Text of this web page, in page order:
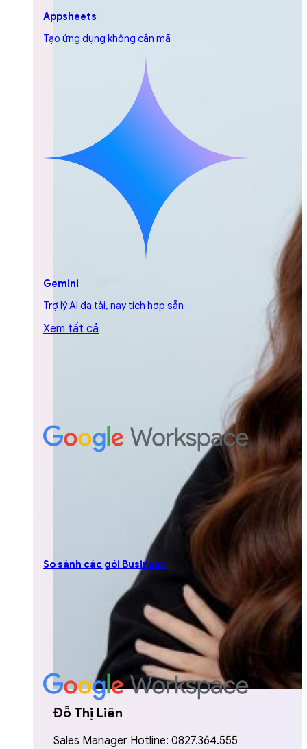
Đỗ Thị Liên
Sales Manager Hotline: 0827.364.555
Appsheets
Tạo ứng dụng không cần mã
Gemini
Trợ lý AI đa tài, nay tích hợp sẵn
Xem tất cả
So sánh các gói Business